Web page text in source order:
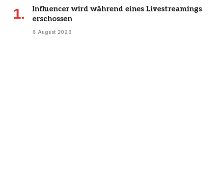
Influencer wird während eines Livestreamings
erschossen
6 August 2026